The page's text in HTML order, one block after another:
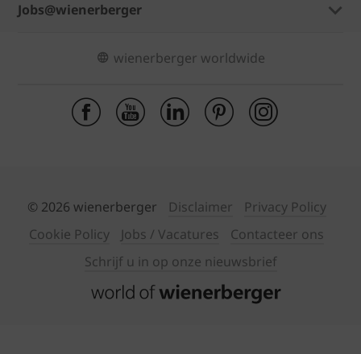
Jobs@wienerberger
wienerberger worldwide
© 2026 wienerberger Disclaimer
Privacy Policy
Cookie Policy
Jobs / Vacatures
Contacteer ons
Schrijf u in op onze nieuwsbrief